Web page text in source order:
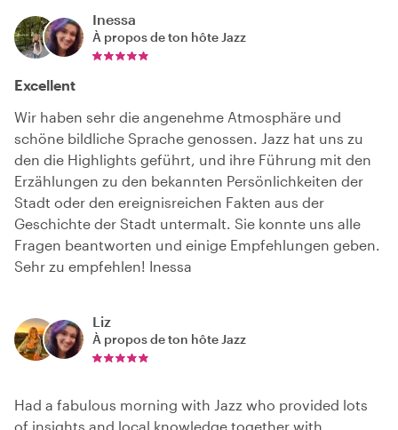
Inessa
À propos de ton hôte Jazz
Excellent
Wir haben sehr die angenehme Atmosphäre und
schöne bildliche Sprache genossen. Jazz hat uns zu
den die Highlights geführt, und ihre Führung mit den
Erzählungen zu den bekannten Persönlichkeiten der
Stadt oder den ereignisreichen Fakten aus der
Geschichte der Stadt untermalt. Sie konnte uns alle
Fragen beantworten und einige Empfehlungen geben.
Sehr zu empfehlen! Inessa
Liz
À propos de ton hôte Jazz
Had a fabulous morning with Jazz who provided lots
of insights and local knowledge together with